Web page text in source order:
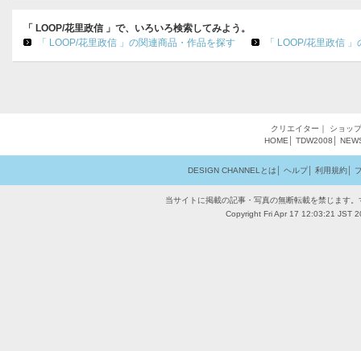
「 LOOP/花里政信 」で、いろいろ検索してみよう。
「 LOOP/花里政信 」の関連商品・作品を探す
「 LOOP/花里政信
クリエイター ｜ ショップ
HOME
TDW2008
DESIGN CHANNELとは ヘルプ│ 利用規約│
当サイトに掲載の記事・写真の無断転載を禁じます
Copyright Fri Apr 17 12:03:21 JST